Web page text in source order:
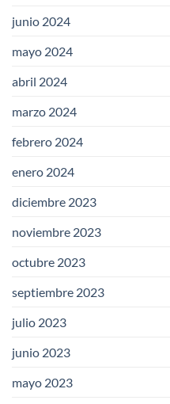
junio 2024
mayo 2024
abril 2024
marzo 2024
febrero 2024
enero 2024
diciembre 2023
noviembre 2023
octubre 2023
septiembre 2023
julio 2023
junio 2023
mayo 2023